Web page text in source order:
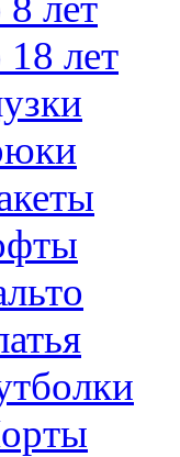
лет